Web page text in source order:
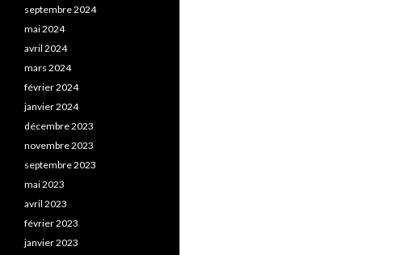
septembre 2024
mai 2024
avril 2024
mars 2024
février 2024
janvier 2024
décembre 2023
novembre 2023
septembre 2023
mai 2023
avril 2023
février 2023
janvier 2023